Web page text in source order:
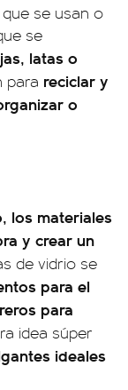
se usan o
se
latas o
para reciclar y
o
los materiales
y crear un
de vidrio se
para el
para
idea súper
ideales